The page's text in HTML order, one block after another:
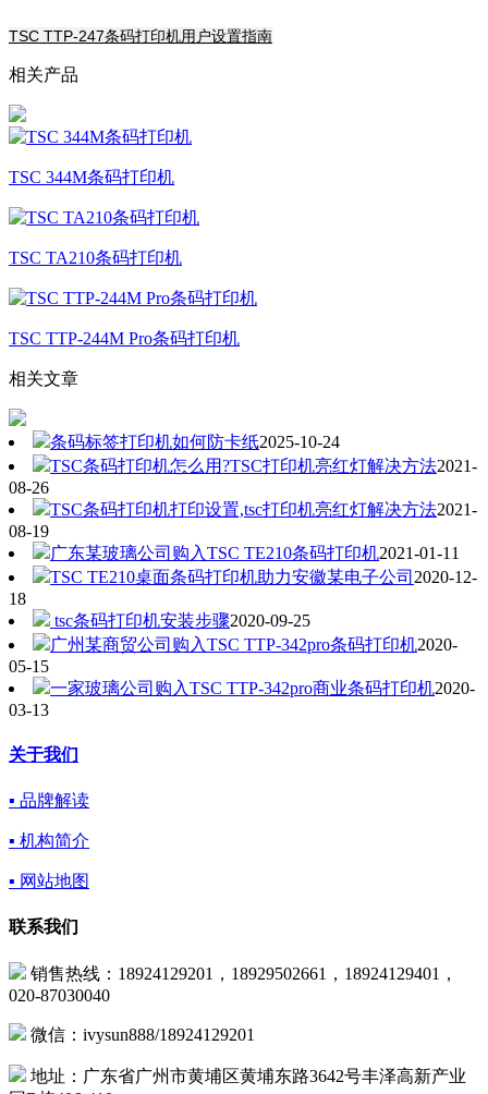
TSC TTP-247条码打印机用户设置指南
相关产品
TSC 344M条码打印机
TSC TA210条码打印机
TSC TTP-244M Pro条码打印机
相关文章
条码标签打印机如何防卡纸2025-10-24
TSC条码打印机怎么用?TSC打印机亮红灯解决方法2021-
08-26
TSC条码打印机打印设置,tsc打印机亮红灯解决方法2021-
08-19
广东某玻璃公司购入TSC TE210条码打印机2021-01-11
TSC TE210桌面条码打印机助力安徽某电子公司 2020-12-
18
tsc条码打印机安装步骤2020-09-25
广州某商贸公司购入TSC TTP-342pro条码打印机2020-
05-15
一家玻璃公司购入TSC TTP-342pro商业条码打印机2020-
03-13
关于我们
▪ 品牌解读
▪ 机构简介
▪ 网站地图
联系我们
销售热线：18924129201，18929502661，18924129401，
020-87030040
微信：ivysun888/18924129201
地址：广东省广州市黄埔区黄埔东路3642号丰泽高新产业